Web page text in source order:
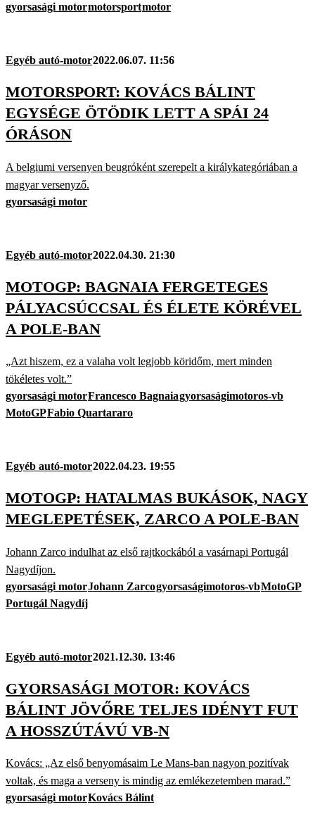
gyorsasági motormotorsportmotor
Egyéb autó-motor2022.06.07. 11:56
MOTORSPORT: KOVÁCS BÁLINT
EGYSÉGE ÖTÖDIK LETT A SPÁI 24
ÓRÁSON
A belgiumi versenyen beugróként szerepelt a királykategóriában a
magyar versenyző.
gyorsasági motor
Egyéb autó-motor2022.04.30. 21:30
MOTOGP: BAGNAIA FERGETEGES
PÁLYACSÚCCSAL ÉS ÉLETE KÖRÉVEL
A POLE-BAN
„Azt hiszem, ez a valaha volt legjobb köridőm, mert minden
tökéletes volt.”
gyorsasági motorFrancesco Bagnaiagyorsaságimotoros-vb
MotoGPFabio Quartararo
Egyéb autó-motor2022.04.23. 19:55
MOTOGP: HATALMAS BUKÁSOK, NAGY
MEGLEPETÉSEK, ZARCO A POLE-BAN
Johann Zarco indulhat az első rajtkockából a vasárnapi Portugál
Nagydíjon.
gyorsasági motorJohann Zarcogyorsaságimotoros-vbMotoGP
Portugál Nagydíj
Egyéb autó-motor2021.12.30. 13:46
GYORSASÁGI MOTOR: KOVÁCS
BÁLINT JÖVŐRE TELJES IDÉNYT FUT
A HOSSZÚTÁVÚ VB-N
Kovács: „Az első benyomásaim Le Mans-ban nagyon pozitívak
voltak, és maga a verseny is mindig az emlékezetemben marad.”
gyorsasági motorKovács Bálint